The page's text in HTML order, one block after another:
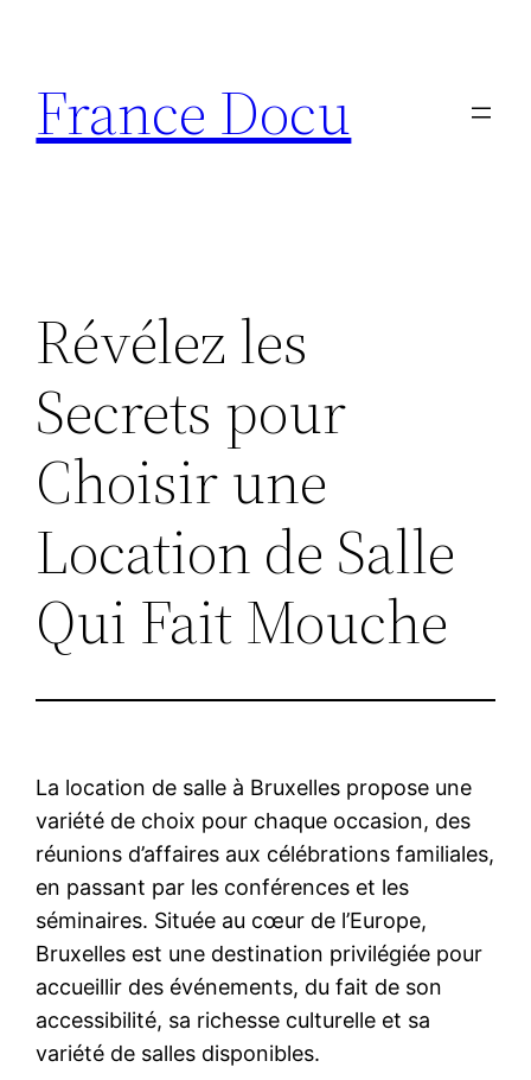
contenu
France Docu
Révélez les
Secrets pour
Choisir une
Location de Salle
Qui Fait Mouche
La location de salle à Bruxelles propose une
variété de choix pour chaque occasion, des
réunions d’affaires aux célébrations familiales,
en passant par les conférences et les
séminaires. Située au cœur de l’Europe,
Bruxelles est une destination privilégiée pour
accueillir des événements, du fait de son
accessibilité, sa richesse culturelle et sa
variété de salles disponibles.